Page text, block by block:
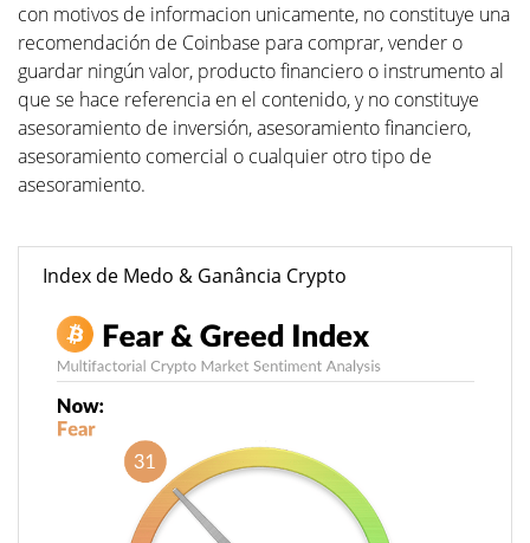
con motivos de informacion unicamente, no constituye una
recomendación de Coinbase para comprar, vender o
guardar ningún valor, producto financiero o instrumento al
que se hace referencia en el contenido, y no constituye
asesoramiento de inversión, asesoramiento financiero,
asesoramiento comercial o cualquier otro tipo de
asesoramiento.
Index de Medo & Ganância Crypto